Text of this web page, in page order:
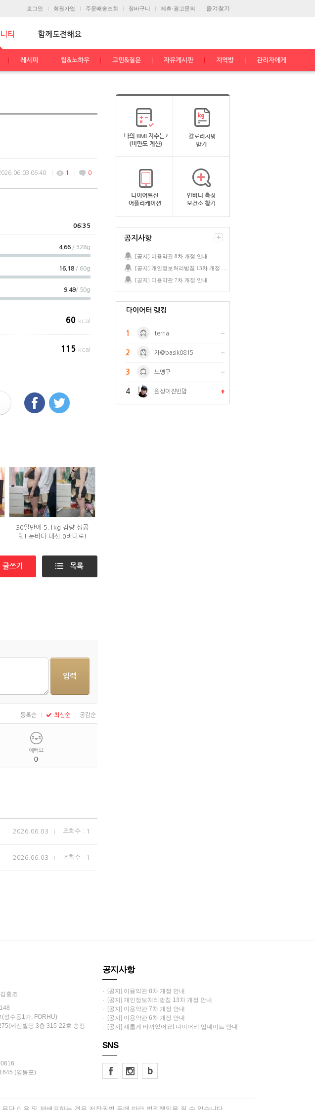
즐겨찾기
로그인 회원가입 주문배송조회 장바구니 제휴·광고문의
레시피 팁&노하우 고민&질문 자유게시판 지역방 관리자에게
06:40 1 0
06:35
4.66 / 328g
16.18 / 60g
9.49/ 50g
60 kcal
115 kcal
30일만에 5.1kg 감량 성공
팁! 눈바디 대신 0바디로!
등록순 최신순 공감순
예뻐요
0
2026.06.03 조회수 : 1
2026.06.03 조회수 : 1
공지사항
[공지] 이용약관 8차 개정 안내
[공지] 이용약관 7차 개정 안내
다이어터 랭킹
1 terria
2 카@basik0815
3 노맹구
4 원싱이진빈맘
흥조
성수동1가, FORHU)
세신빌딩 3층 315-22호 송정
(영등포)
공지사항
· [공지] 이용약관 8차 개정 안내
· [공지] 개인정보처리방침 13차 개정 안내
· [공지] 이용약관 7차 개정 안내
· [공지] 이용약관 6차 개정 안내
· [공지] 새롭게 바뀌었어요! 다이어리 업데이트 안내
SNS